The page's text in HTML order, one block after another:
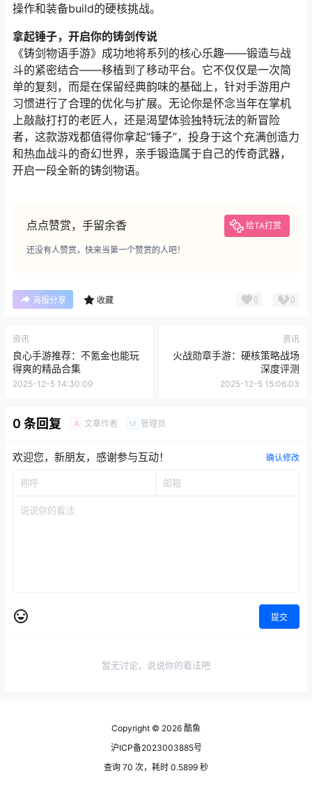
操作和装备build的硬核挑战。
拿起锤子，开启你的铸剑传说
《铸剑物语手游》成功地将系列的核心乐趣——锻造与战
斗的紧密结合——移植到了移动平台。它不仅仅是一次简
单的复刻，而是在保留经典韵味的基础上，针对手游用户
习惯进行了合理的优化与扩展。无论你是怀念当年在掌机
上敲敲打打的老匠人，还是渴望体验独特玩法的新冒险
者，这款游戏都值得你拿起“锤子”，投身于这个充满创造力
和热血战斗的奇幻世界，亲手锻造属于自己的传奇武器，
开启一段全新的铸剑物语。
点点赞赏，手留余香 给TA打赏
还没有人赞赏，快来当第一个赞赏的人吧！
海报分享 收藏 0 0
资讯
良心手游推荐：不氪金也能玩
得爽的精品合集
2025-12-5 14:30:09
资讯
火战勋章手游：硬核策略战场
深度评测
2025-12-5 15:06:03
0 条回复 A 文章作者 M 管理员
欢迎您，新朋友，感谢参与互动！ 确认修改
提交
暂无讨论，说说你的看法吧
Copyright © 2026 酷鱼
沪ICP备2023003885号
查询 70 次，耗时 0.5899 秒